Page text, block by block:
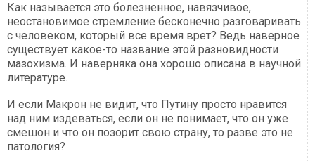
Как называется это болезненное, навязчивое,
неостановимое стремление бесконечно разговаривать
с человеком, который все время врет? Ведь наверное
существует какое-то название этой разновидности
мазохизма. И наверняка она хорошо описана в научной
литературе.
И если Макрон не видит, что Путину просто нравится
над ним издеваться, если он не понимает, что он уже
смешон и что он позорит свою страну, то разве это не
патология?